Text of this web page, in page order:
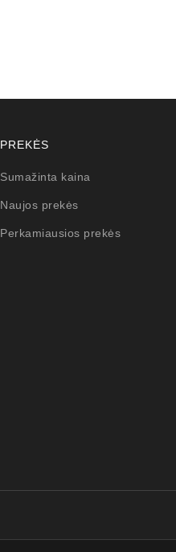
PREKĖS
Sumažinta kaina
Naujos prekės
Perkamiausios prekės